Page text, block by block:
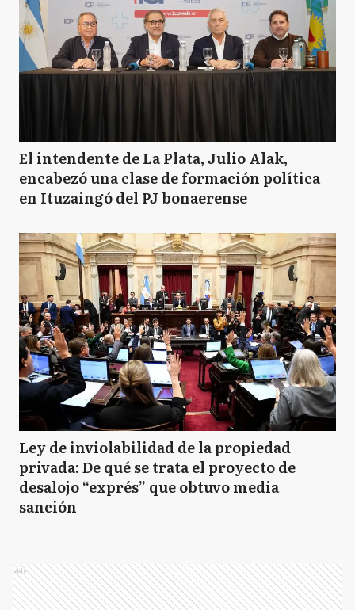
El intendente de La Plata, Julio Alak,
encabezó una clase de formación política
en Ituzaingó del PJ bonaerense
Ley de inviolabilidad de la propiedad
privada: De qué se trata el proyecto de
desalojo “exprés” que obtuvo media
sanción
Ads